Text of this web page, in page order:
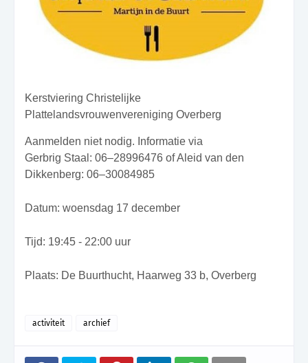
Kerstviering Christelijke
Plattelandsvrouwenvereniging Overberg
Aanmelden niet nodig. Informatie via
Gerbrig Staal: 06–28996476 of Aleid van den
Dikkenberg: 06–30084985
Datum: woensdag 17 december
Tijd: 19:45 - 22:00 uur
Plaats: De Buurthucht, Haarweg 33 b, Overberg
activiteit archief